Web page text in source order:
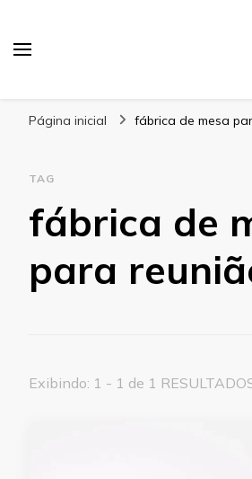
Página inicial fábrica de mesa
TAG
fábrica de
para
Exibindo: 1 - 1 de 1